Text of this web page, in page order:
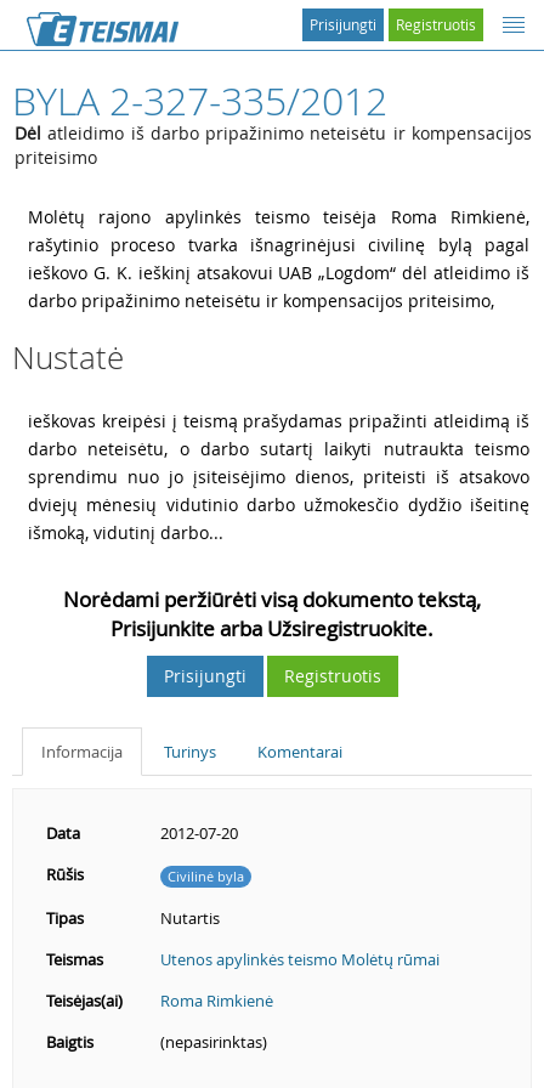
Registruotis
Prisijungti
BYLA 2-327-335/2012
Dėl atleidimo iš darbo pripažinimo neteisėtu ir kompensacijos
priteisimo
Molėtų rajono apylinkės teismo teisėja Roma Rimkienė,
rašytinio proceso tvarka išnagrinėjusi civilinę bylą pagal
ieškovo G. K. ieškinį atsakovui UAB „Logdom“ dėl atleidimo iš
darbo pripažinimo neteisėtu ir kompensacijos priteisimo,
Nustatė
ieškovas kreipėsi į teismą prašydamas pripažinti atleidimą iš
darbo neteisėtu, o darbo sutartį laikyti nutraukta teismo
sprendimu nuo jo įsiteisėjimo dienos, priteisti iš atsakovo
dviejų mėnesių vidutinio darbo užmokesčio dydžio išeitinę
išmoką, vidutinį darbo...
Norėdami peržiūrėti visą dokumento tekstą,
Prisijunkite arba Užsiregistruokite.
Prisijungti Registruotis
Informacija Turinys Komentarai
Data
2012-07-20
Rūšis
Civilinė byla
Tipas
Nutartis
Teismas
Utenos apylinkės teismo Molėtų rūmai
Teisėjas(ai)
Roma Rimkienė
Baigtis
(nepasirinktas)